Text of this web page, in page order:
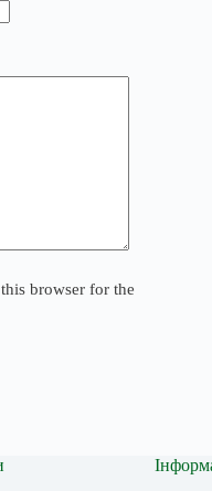
browser for the